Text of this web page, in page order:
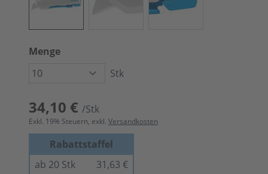
Menge
Stk
34,10 € /Stk
Exkl. 19% Steuern, exkl. Versandkosten
Rabattstaffel
ab 20 Stk
31,63 €